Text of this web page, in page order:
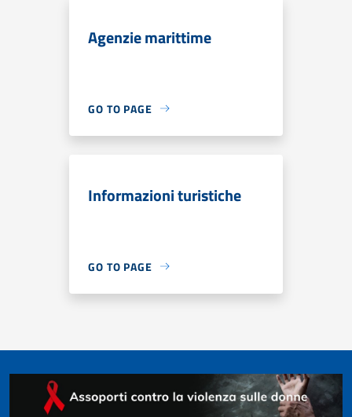
Agenzie marittime
GO TO PAGE
Informazioni turistiche
GO TO PAGE